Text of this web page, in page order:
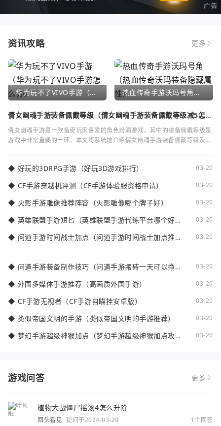
资讯攻略 更多
华为玩不了VIVO手游（华为玩不了VIVO手游怎么办） 热血传奇手游沃玛号角（热血传奇沃玛装备隐藏属性）
倩女幽魂手游装备佩戴等级（倩女幽魂手游装备佩戴等级减5怎么
倩女幽魂手游是一款备受玩家喜爱的角色扮演游戏，其中的装备佩戴等级是
游戏中非常重要的一环。本文将系统地介绍倩女幽魂手游装备佩戴等级及其
◆ 好玩的3DRPG手游（好玩3D游戏排行） 03-20
◆ CF手游穿越机评测（CF手游体验服资格申请） 03-20
◆ 火影手游雕像推荐阵容（火影雕像哪个牌子好） 03-20
◆ 英雄联盟手游短匕（英雄联盟手游代练平台哪个好
03-20
◆ 问道手游时间战士加点（问道手游时间战士加点推
03-20
◆ 问道手游装备制作技巧（问道手游搬砖一天可以挣多
03-20
◆ 外国多媒体手游推荐（高画质外国手游） 03-20
◆ CF手游无视者（CF手游自瞄挂安卓版） 03-20
◆ 类似帝国文明的手游（类似帝国文明的手游推荐） 03-20
◆ 梦幻手游超级神猴加点（梦幻手游超级神猴加点攻
03-20
游戏问答 更多
植物大战僵尸摇滚4怎么升阶
回头看见 提问于2024-03-20 1个回答